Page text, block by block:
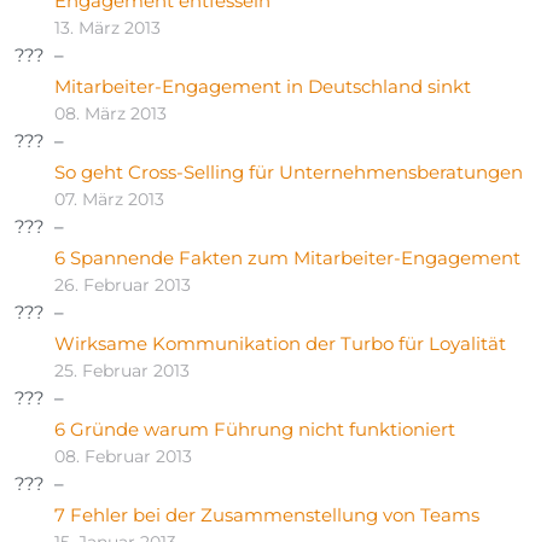
13. März 2013
Mitarbeiter-Engagement in Deutschland sinkt
08. März 2013
So geht Cross-Selling für Unternehmensberatungen
07. März 2013
6 Spannende Fakten zum Mitarbeiter-Engagement
26. Februar 2013
Wirksame Kommunikation der Turbo für Loyalität
25. Februar 2013
6 Gründe warum Führung nicht funktioniert
08. Februar 2013
7 Fehler bei der Zusammenstellung von Teams